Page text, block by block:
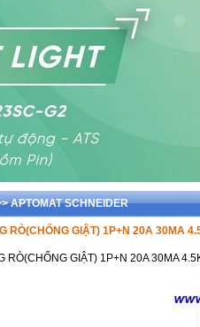
APTOMAT SCHNEIDER
RÒ(CHỐNG GIẬT) 1P+N 20A 30MA
RÒ(CHỐNG GIẬT) 1P+N 20A 30MA